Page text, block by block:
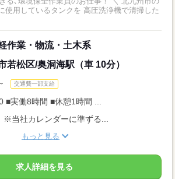
使用しているタンクを 高圧洗浄機で清掃した
作業・物流・土木系
若松区/奥洞海駅（車 10分）
交通費一部支給
■実働8時間 ■休憩1時間 ...
※当社カレンダーに準ずる...
もっと見る
求人詳細を見る